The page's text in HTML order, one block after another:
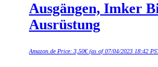
Ausgängen, Imker
Ausrüstung
Amazon.de Price: 3,50€(as of 07/04/2023 18:42